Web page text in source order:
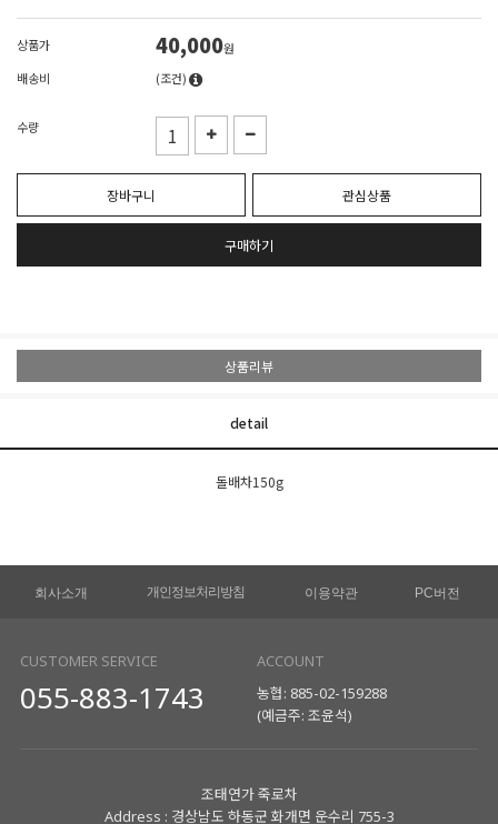
상품가 40,000원
배송비
(조건)
수량
장바구니 관심상품
구매하기
상품리뷰
detail
돌배차150g
회사소개 개인정보처리방침 이용약관 PC버전
CUSTOMER SERVICE
055-883-1743
ACCOUNT
농협: 885-02-159288
(예금주: 조윤석)
조태연가 죽로차
Address : 경상남도 하동군 화개면 운수리 755-3